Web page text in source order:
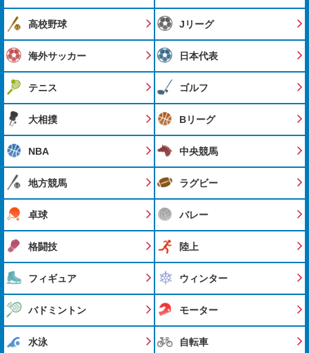
高校野球 Jリーグ
海外サッカー 日本代表
テニス ゴルフ
大相撲 Bリーグ
NBA 中央競馬
地方競馬 ラグビー
卓球 バレー
格闘技 陸上
フィギュア ウィンター
バドミントン モーター
水泳 自転車